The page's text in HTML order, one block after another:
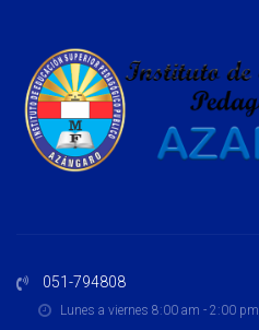
051-794808
Lunes a viernes 8:00 am - 2:00 pm